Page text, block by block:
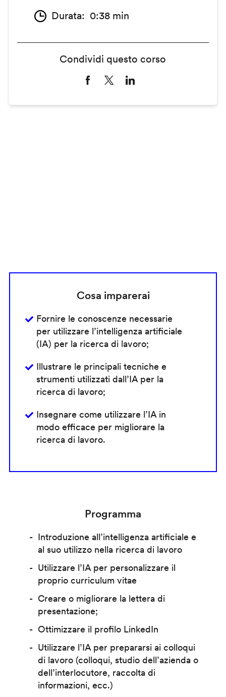
Durata 0:38 min
Condividi questo corso
Cosa imparerai
Fornire le conoscenze necessarie
per utilizzare l’intelligenza artificiale
(IA) per la ricerca di lavoro;
Illustrare le principali tecniche e
strumenti utilizzati dall’IA per la
ricerca di lavoro;
Insegnare come utilizzare l’IA in
modo efficace per migliorare la
ricerca di lavoro.
Programma
Introduzione all’intelligenza artificiale e
al suo utilizzo nella ricerca di lavoro
Utilizzare l’IA per personalizzare il
proprio curriculum vitae
Creare o migliorare la lettera di
presentazione;
Ottimizzare il profilo LinkedIn
Utilizzare l’IA per prepararsi ai colloqui
di lavoro (colloqui, studio dell’azienda o
dell’interlocutore, raccolta di
informazioni, ecc.)